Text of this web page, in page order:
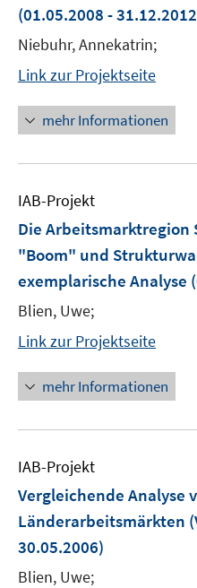
(01.05.2008 -
Niebuhr, Annekatrin;
Link zur Projektseite
mehr Informationen
IAB-Projekt
Die Arbeitsmarktregion
"Boom" und
exemplarische Analyse
Blien, Uwe;
Link zur Projektseite
mehr Informationen
IAB-Projekt
Vergleichende Analyse
Länderarbeitsmärkten
30.05.2006)
Blien, Uwe;